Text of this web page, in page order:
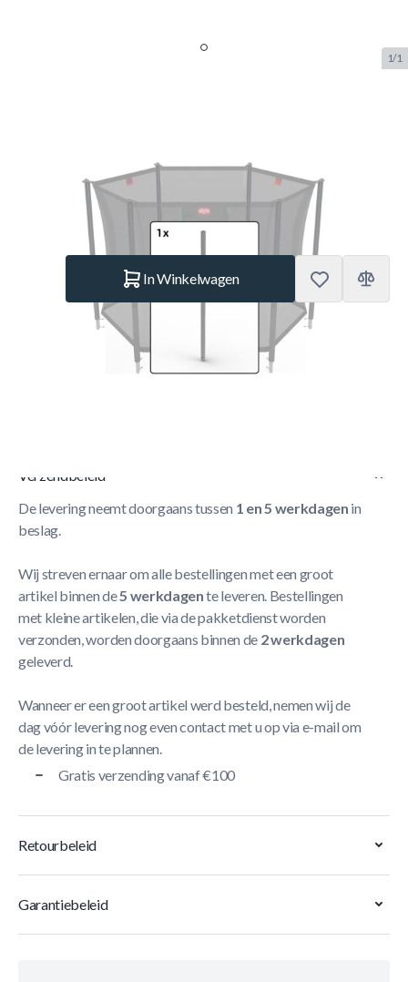
1/1
BERG.51.30.20.09 Berg Toys
€ 14,99 Op voorraad
In Winkelwagen
Verzendbeleid
De levering neemt doorgaans tussen 1 en 5 werkdagen in
beslag.
Wij streven ernaar om alle bestellingen met een groot
artikel binnen de5 werkdagente leveren. Bestellingen
met kleine artikelen, die via de pakketdienst worden
verzonden, worden doorgaans binnen de 2 werkdagen
geleverd.
Wanneer er een groot artikel werd besteld, nemen wij de
dag vóór levering nog even contact met u op via e-mail om
de levering in te plannen.
Gratis verzending vanaf €100
Retourbeleid
Garantiebeleid